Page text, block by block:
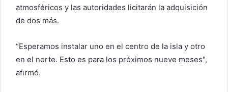
atmosféricos y las autoridades licitarán la adquisición
de dos más.
“Esperamos instalar uno en el centro de la isla y otro
en el norte. Esto es para los próximos nueve meses",
afirmó.